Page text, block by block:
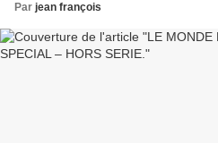
Par jean françois